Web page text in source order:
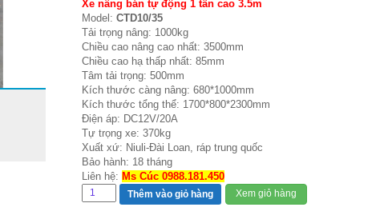
Xe nâng bán tự động 1 tấn cao 3.5m
Model: CTD10/35
Tải trọng nâng: 1000kg
Chiều cao nâng cao nhất: 3500mm
Chiều cao hạ thấp nhất: 85mm
Tâm tải trọng: 500mm
Kích thước càng nâng: 680*1000mm
Kích thước tổng thể: 1700*800*2300mm
Điện áp: DC12V/20A
Tự trọng xe: 370kg
Xuất xứ: Niuli-Đài Loan, ráp trung quốc
Bảo hành: 18 tháng
Liên hệ: Ms Cúc 0988.181.450
Thêm vào giỏ hàng Xem giỏ hàng